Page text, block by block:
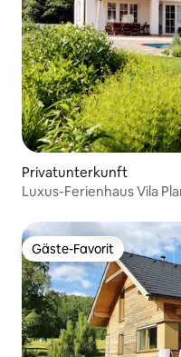
Privatunterkunft
Luxus-Ferienhaus Vila
Gäste-Favorit
Gäste-Favorit